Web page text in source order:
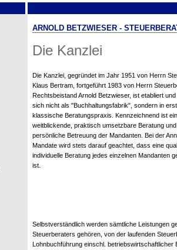
ARNOLD BETZWIESER -
Die Kanzlei
Die Kanzlei, gegründet im Jahr 1951 von Herrn
Klaus Bertram, fortgeführt 1983 von Herrn
Rechtsbeistand Arnold Betzwieser, ist etabliert
sich nicht als "Buchhaltungsfabrik", sondern in
klassische Beratungspraxis. Kennzeichnend ist
weitblickende, praktisch umsetzbare Beratung
persönliche Betreuung der Mandanten. Bei der
Mandate wird stets darauf geachtet, dass eine
individuelle Beratung jedes einzelnen Mandanten
ist.
Selbstverständlich werden sämtliche Leistungen
Steuerberaters gehören, von der laufenden
Lohnbuchführung einschl. betriebswirtschaftlicher